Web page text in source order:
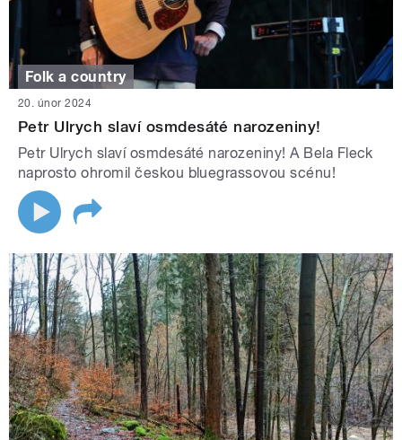
Folk a country
20. únor 2024
Petr Ulrych slaví osmdesáté narozeniny!
Petr Ulrych slaví osmdesáté narozeniny! A Bela Fleck
naprosto ohromil českou bluegrassovou scénu!